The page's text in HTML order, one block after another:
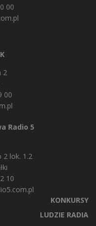
00
2
00
Radio 5
2 lok. 1.2
10
KONKURSY
LUDZIE RADIA